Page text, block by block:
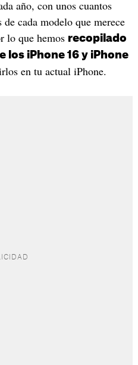
año, con unos cuantos
cada modelo que merece
lo que hemos recopilado
los iPhone 16 y iPhone
en tu actual iPhone.